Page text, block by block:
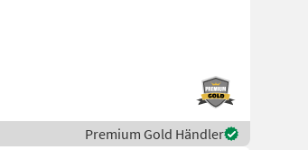
Premium Gold Händler